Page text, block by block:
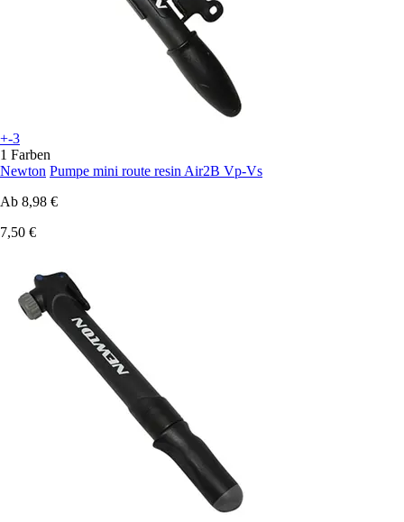
+-3
1 Farben
Newton Pumpe mini route resin Air2B Vp-Vs
Ab 8,98 €
7,50 €